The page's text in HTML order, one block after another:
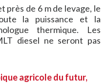
près de 6 m de levage, le
la puissance et la
thermique. Les
diesel ne seront pas
agricole du futur,